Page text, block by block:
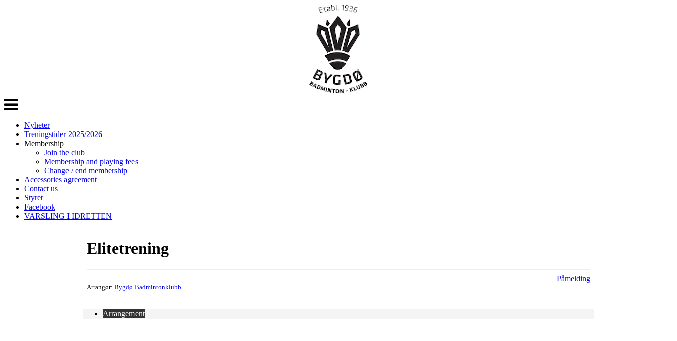
Veksle
navigasjon
Nyheter
Treningstider 2025/2026
Membership
Join the club
Membership and playing fees
Change / end membership
Accessories agreement
Contact us
Styret
Facebook
VARSLING I IDRETTEN
Elitetrening
Arrangør: Bygdø Badmintonklubb
Påmelding
Arrangement